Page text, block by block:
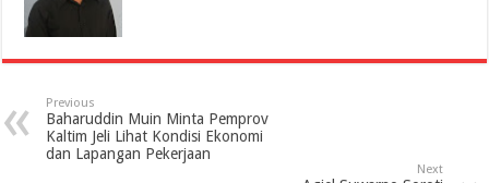
Previous
Baharuddin Muin Minta Pemprov
Kaltim Jeli Lihat Kondisi Ekonomi
dan Lapangan Pekerjaan
Next